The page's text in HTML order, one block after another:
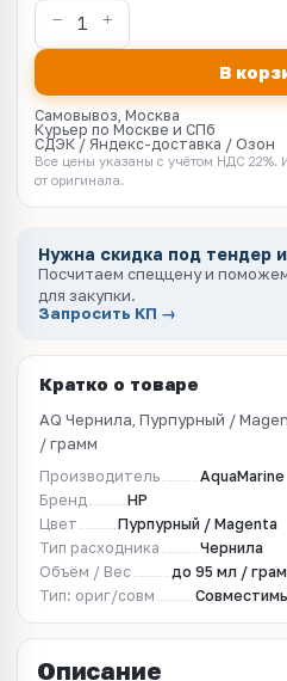
В
Самовывоз, Москва
Курьер по Москве и СПб
СДЭК / Яндекс-доставка / Озон
Все цены указаны с учётом НДС 22%.
от оригинала.
Нужна скидка под тендер
Посчитаем спеццену и
для закупки.
Запросить КП →
Кратко о товаре
AQ Чернила, Пурпурный /
/ грамм
Производитель
AquaMarine
Бренд
HP
Цвет
Пурпурный / Magenta
Тип расходника
Чернила
Объём / Вес
до 95 мл /
Тип: ориг/совм
Описание